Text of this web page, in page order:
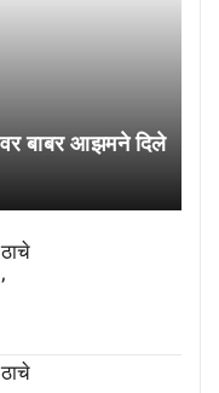
बाबर आझमने दिले